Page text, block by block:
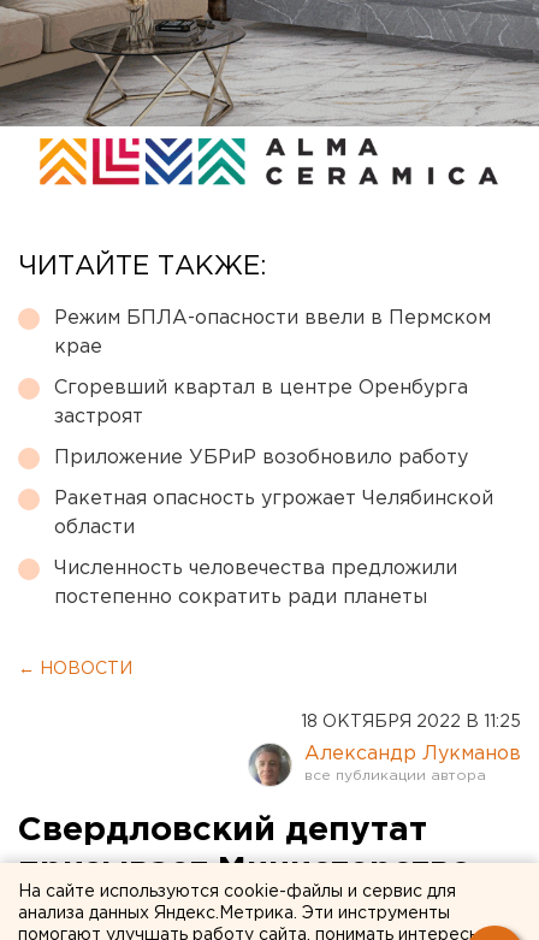
ЧИТАЙТЕ ТАКЖЕ:
Режим БПЛА-опасности ввели в Пермском
крае
Сгоревший квартал в центре Оренбурга
застроят
Приложение УБРиР возобновило работу
Ракетная опасность угрожает Челябинской
области
Численность человечества предложили
постепенно сократить ради планеты
← НОВОСТИ
18 ОКТЯБРЯ 2022 В 11:25
Александр Лукманов
Свердловский депутат
призывает Министерство
обороны возродить
На сайте используются cookie-файлы и сервис для
анализа данных Яндекс.Метрика. Эти инструменты
помогают улучшать работу сайта, понимать интересы